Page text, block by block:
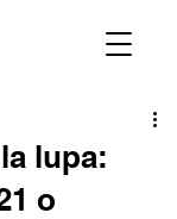
lupa:
o